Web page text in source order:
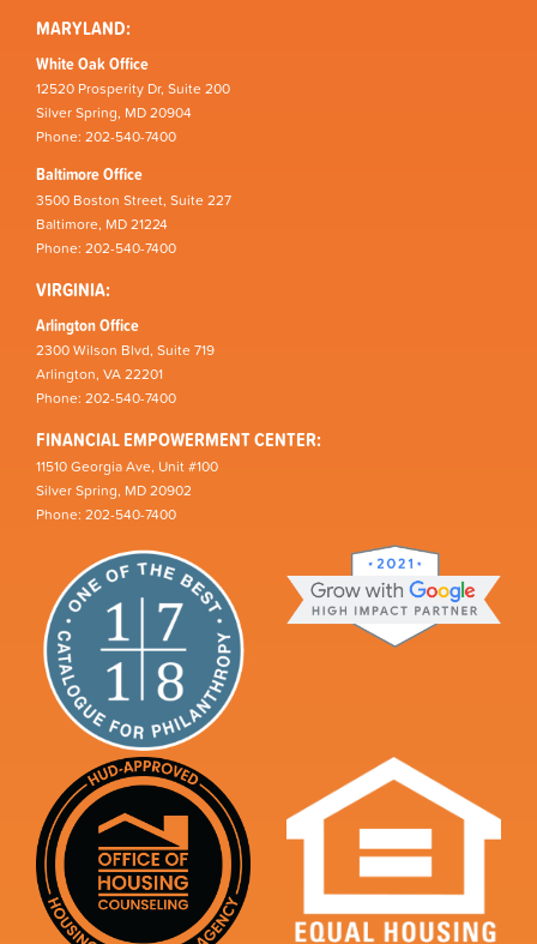
MARYLAND:
White Oak Office
12520 Prosperity Dr, Suite 200
Silver Spring, MD 20904
Phone: 202-540-7400
Baltimore Office
3500 Boston Street, Suite 227
Baltimore, MD 21224
Phone: 202-540-7400
VIRGINIA:
Arlington Office
2300 Wilson Blvd, Suite 719
Arlington, VA 22201
Phone: 202-540-7400
FINANCIAL EMPOWERMENT CENTER:
11510 Georgia Ave, Unit #100
Silver Spring, MD 20902
Phone: 202-540-7400